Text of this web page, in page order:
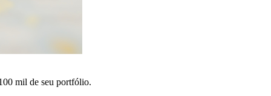
mil de seu portfólio.